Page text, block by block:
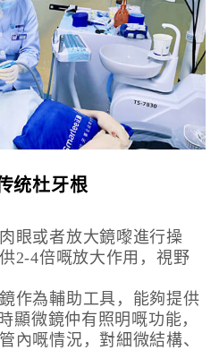
统杜牙根
眼或者放大鏡嚟進行操
2-4倍嘅放大作用，視野
作為輔助工具，能夠提供
顯微鏡仲有照明嘅功能，
內嘅情況，對細微結構、